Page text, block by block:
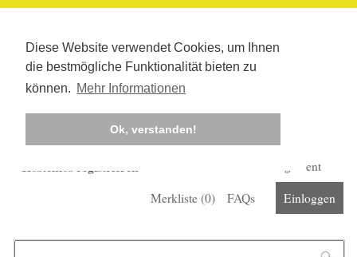
Diese Website verwendet Cookies, um Ihnen
die bestmögliche Funktionalität bieten zu
können. Mehr Informationen
Ok, verstanden!
Kostenlos registrieren
Corona-Management
Merkliste (0) FAQs Einloggen